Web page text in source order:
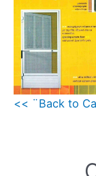
<< ¨Back to